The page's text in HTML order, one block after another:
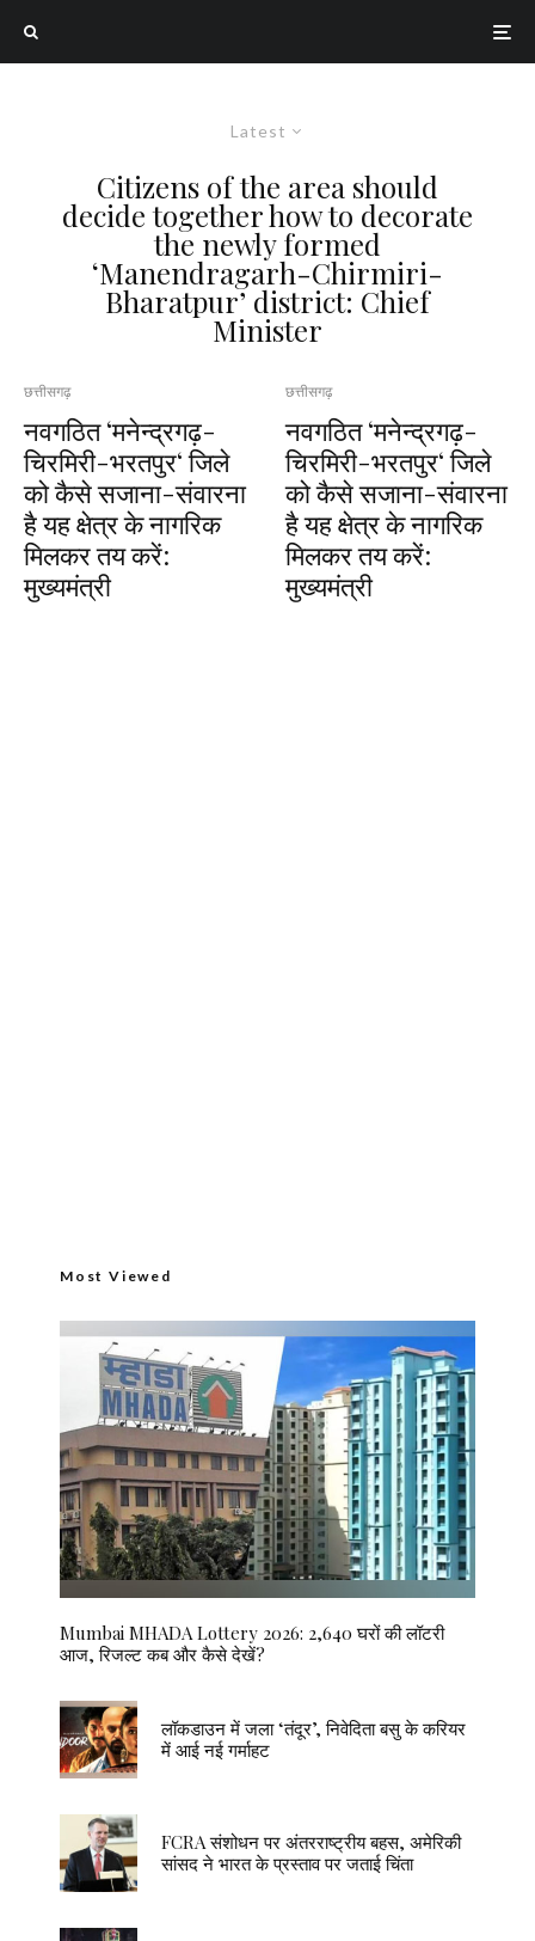
Latest
Citizens of the area should
decide together how to decorate
the newly formed
‘Manendragarh-Chirmiri-
Bharatpur’ district: Chief
Minister
छत्तीसगढ़
नवगठित ‘मनेन्द्रगढ़-
चिरमिरी-भरतपुर‘ जिले
को कैसे सजाना-संवारना
है यह क्षेत्र के नागरिक
मिलकर तय करें:
मुख्यमंत्री
छत्तीसगढ़
नवगठित ‘मनेन्द्रगढ़-
चिरमिरी-भरतपुर‘ जिले
को कैसे सजाना-संवारना
है यह क्षेत्र के नागरिक
मिलकर तय करें:
मुख्यमंत्री
Most Viewed
Mumbai MHADA Lottery 2026: 2,640 घरों की लॉटरी
आज, रिजल्ट कब और कैसे देखें?
लॉकडाउन में जला ‘तंदूर’, निवेदिता बसु के करियर
में आई नई गर्माहट
FCRA संशोधन पर अंतरराष्ट्रीय बहस, अमेरिकी
सांसद ने भारत के प्रस्ताव पर जताई चिंता